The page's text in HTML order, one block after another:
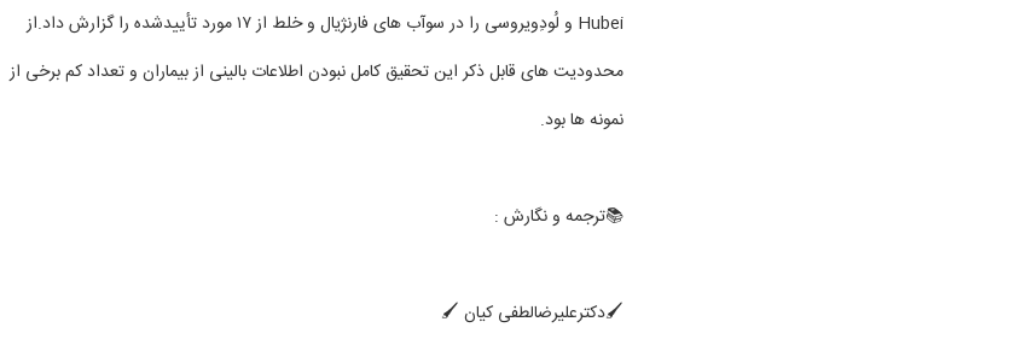
Hubei و لُودِویروسی را در سوآب های فارنژیال و خلط از ۱۷ مورد تأییدشده را گزارش داد.از
محدودیت های قابل ذکر این تحقیق کامل نبودن اطلاعات بالینی از بیماران و تعداد کم برخی از
نمونه ها بود.
📚ترجمه و نگارش :
🖌دکترعلیرضالطفی کیان 🖌